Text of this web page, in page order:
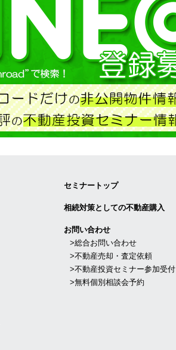
セミナートップ
相続対策としての不動産購入
お問い合わせ
>総合お問い合わせ
>不動産売却・査定依頼
>不動産投資セミナー参加受付
>無料個別相談会予約